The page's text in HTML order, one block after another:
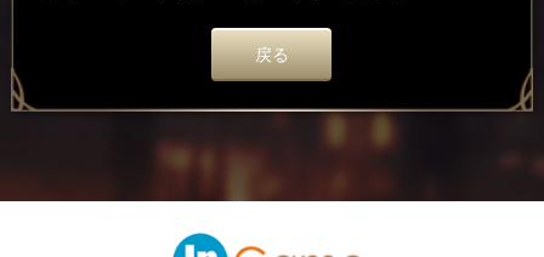
戻る